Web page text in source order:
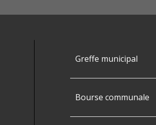
Greffe municipal
Bourse communale